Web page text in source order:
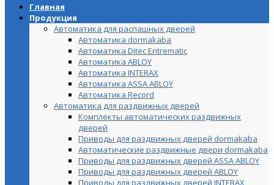
Главная
Продукция
Автоматика для распашных дверей
Автоматика dormakaba
Автоматика Ditec Entrematic
Автоматика ABLOY
Автоматика INTERAX
Автоматика ASSA ABLOY
Автоматика Record
Автоматика для раздвижных дверей
Комплекты автоматических раздвижных
дверей
Приводы для раздвижных дверей dormakaba
Автоматические раздвижные двери dormakaba
Приводы для раздвижных дверей ASSA ABLOY
Приводы для раздвижных дверей ABLOY
Приводы для раздвижных дверей INTERAX